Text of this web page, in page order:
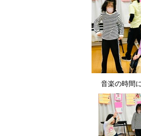
音楽の時間